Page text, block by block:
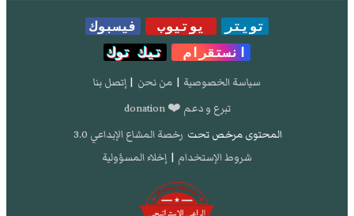
تويتر يوتيوب
فيسبوك
انستقرام
تيك توك
سياسة الخصوصية | من نحن | إتصل بنا
تبرع و دعم ❤️ donation
المحتوى مرخص تحت رخصة المشاع الإبداعي 3.0
شروط الإستخدام | إخلاء المسؤولية